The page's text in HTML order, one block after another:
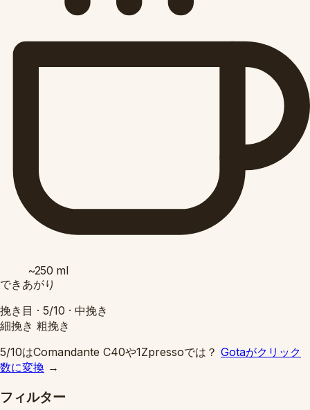
~250 ml
できあがり
挽き目 · 5/10 · 中挽き
細挽き 粗挽き
5/10はComandante C40や1Zpressoでは？ Gotaがクリック
数に変換 →
フィルター